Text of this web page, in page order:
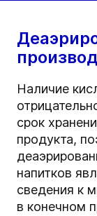
Наличие
срок
продукта,
напитков
сведения к
в конечном